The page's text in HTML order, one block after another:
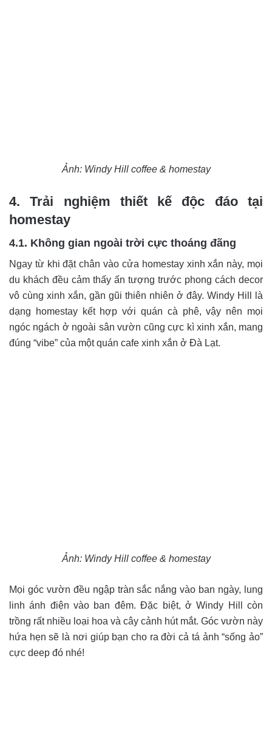
Ảnh: Windy Hill coffee & homestay
4. Trải nghiệm thiết kế độc đáo tại
homestay
4.1. Không gian ngoài trời cực thoáng đãng
Ngay từ khi đặt chân vào cửa homestay xinh xắn này, mọi
du khách đều cảm thấy ấn tượng trước phong cách decor
vô cùng xinh xắn, gần gũi thiên nhiên ở đây. Windy Hill là
dạng homestay kết hợp với quán cà phê, vậy nên mọi
ngóc ngách ở ngoài sân vườn cũng cực kì xinh xắn, mang
đúng “vibe” của một quán cafe xinh xắn ở Đà Lạt.
Ảnh: Windy Hill coffee & homestay
Mọi góc vườn đều ngập tràn sắc nắng vào ban ngày, lung
linh ánh điện vào ban đêm. Đặc biệt, ở Windy Hill còn
trồng rất nhiều loại hoa và cây cảnh hút mắt. Góc vườn này
hứa hẹn sẽ là nơi giúp bạn cho ra đời cả tá ảnh “sống ảo”
cực deep đó nhé!